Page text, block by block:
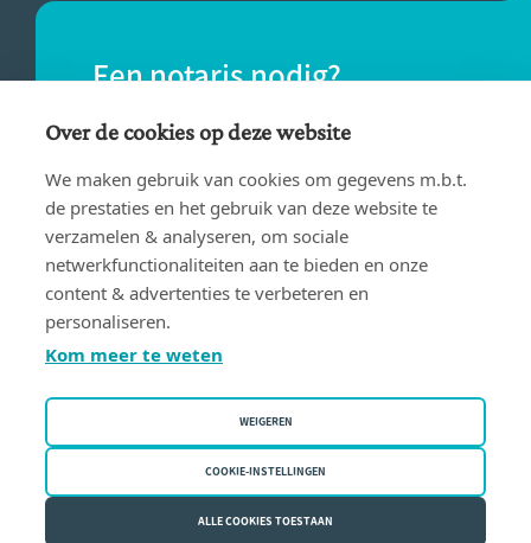
Een notaris nodig?
Vind eenvoudig een notaris bij jou in de
buurt.
VIND EEN NOTARIS
Gebruiksvoorwaarden
Privacy policy
Cookiebeleid
Fednot vzw | Bergstraat 30/34 - 1000 Brussel | BE 0409.357.321
Over de cookies op deze website
We maken gebruik van cookies om gegevens m.b.t.
de prestaties en het gebruik van deze website te
verzamelen & analyseren, om sociale
netwerkfunctionaliteiten aan te bieden en onze
content & advertenties te verbeteren en
personaliseren.
Kom meer te weten
WEIGEREN
COOKIE-INSTELLINGEN
ALLE COOKIES TOESTAAN